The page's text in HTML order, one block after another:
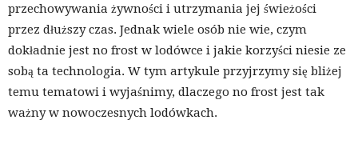
przechowywania żywności i utrzymania jej świeżości
przez dłuższy czas. Jednak wiele osób nie wie, czym
dokładnie jest no frost w lodówce i jakie korzyści niesie ze
sobą ta technologia. W tym artykule przyjrzymy się bliżej
temu tematowi i wyjaśnimy, dlaczego no frost jest tak
ważny w nowoczesnych lodówkach.